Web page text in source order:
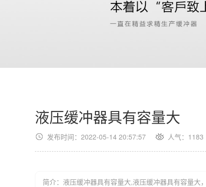
液压缓冲器具有容量大
发布时间：2022-05-14 20:57:57 人气： 1183
简介：液压缓冲器具有容量大,液压缓冲器具有容量